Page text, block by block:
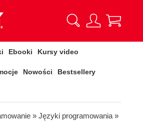
Ebooki Kursy video
Nowości Bestsellery
» Języki programowania »